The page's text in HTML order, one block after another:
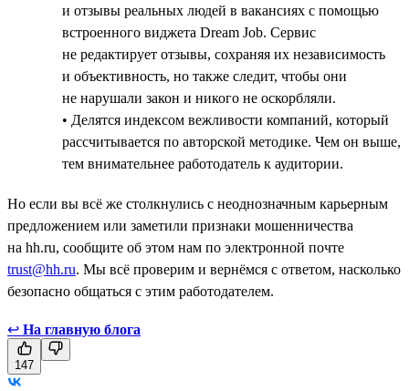
и отзывы реальных людей в вакансиях с помощью
встроенного виджета Dream Job. Сервис
не редактирует отзывы, сохраняя их независимость
и объективность, но также следит, чтобы они
не нарушали закон и никого не оскорбляли.
• Делятся индексом вежливости компаний, который
рассчитывается по авторской методике. Чем он выше,
тем внимательнее работодатель к аудитории.
Но если вы всё же столкнулись с неоднозначным карьерным
предложением или заметили признаки мошенничества
на hh.ru, сообщите об этом нам по электронной почте
trust@hh.ru. Мы всё проверим и вернёмся с ответом, насколько
безопасно общаться с этим работодателем.
↩ На главную блога
147